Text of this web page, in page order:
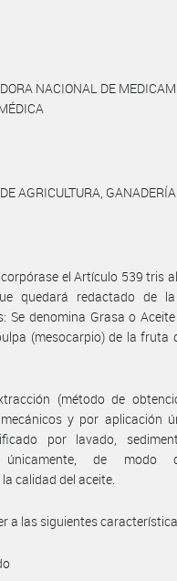
NACIONAL DE
AGRICULTURA,
el Artículo 539 tris
quedará redactado de
Se denomina Grasa o
(mesocarpio) de la fruta
(método de
y por aplicación
por lavado,
únicamente, de modo
calidad del aceite.
a las siguientes